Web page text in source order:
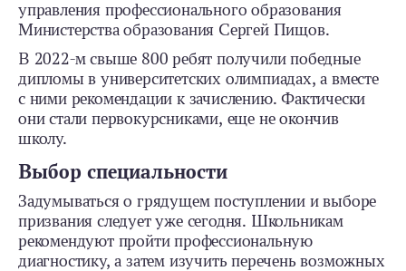
управления профессионального образования
Министерства образования Сергей Пищов.
В 2022-м свыше 800 ребят получили победные
дипломы в университетских олимпиадах, а вместе
с ними рекомендации к зачислению. Фактически
они стали первокурсниками, еще не окончив
школу.
Выбор специальности
Задумываться о грядущем поступлении и выборе
призвания следует уже сегодня. Школьникам
рекомендуют пройти профессиональную
диагностику, а затем изучить перечень возможных